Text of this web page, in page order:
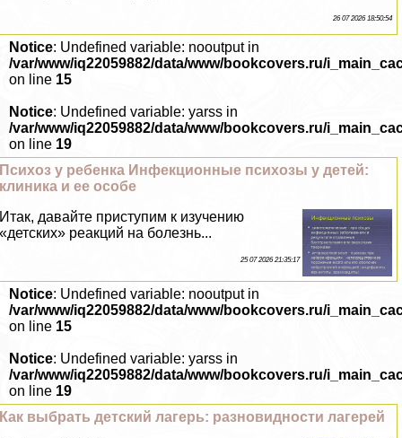
26 07 2026 18:50:54
Notice: Undefined variable: nooutput in
/var/www/iq22059882/data/www/bookcovers.ru/
on line 15
Notice: Undefined variable: yarss in
/var/www/iq22059882/data/www/bookcovers.ru/
on line 19
Психоз у ребенка Инфекционные психозы у детей:
клиника и ее особе
Итак, давайте приступим к изучению
«детских» реакций на болезнь...
25 07 2026 21:35:17
Notice: Undefined variable: nooutput in
/var/www/iq22059882/data/www/bookcovers.ru/
on line 15
Notice: Undefined variable: yarss in
/var/www/iq22059882/data/www/bookcovers.ru/
on line 19
Как выбрать детский лагерь: разновидности лагерей